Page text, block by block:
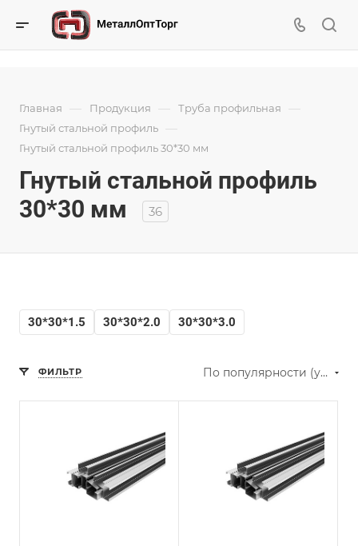
Главная — Продукция — Труба профильная —
Гнутый стальной профиль —
Гнутый стальной профиль 30*30 мм
Гнутый стальной профиль
30*30 мм
36
30*30*1.5 30*30*2.0 30*30*3.0
ФИЛЬТР По популярности (убывание)